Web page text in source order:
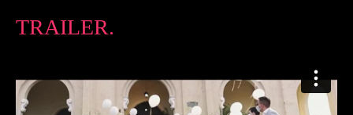
TRAILER.